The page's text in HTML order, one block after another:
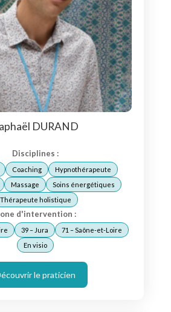
DURAND
Disciplines :
Coaching
Hypnothérapeute
Massage
Soins énergétiques
Thérapeute holistique
d'intervention :
39 – Jura
71 – Saône-et-Loire
En visio
le praticien